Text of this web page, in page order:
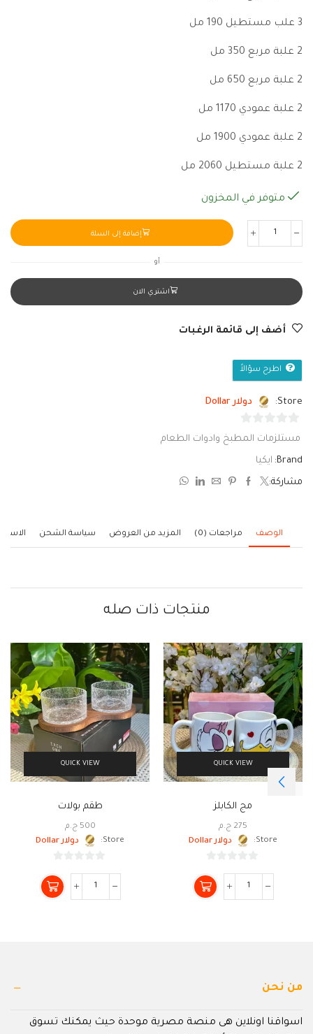
3 علب مستطيل 190 مل
2 علبة مربع 350 مل
2 علبة مربع 650 مل
2 علبة عمودي 1170 مل
2 علبة عمودي 1900 مل
2 علبة مستطيل 2060 مل
متوفر في المخزون
إضافة إلى السلة
أو
اشتري الان
أضف إلى قائمة الرغبات
اطرح سؤالاً
Store: دولار Dollar
0
مستلزمات المطبخ وادوات الطعام
Brand: ايكيا
مشاركة:
الوصف مراجعات (0) المزيد من العروض سياسة الشحن
منتجات ذات صله
QUICK VIEW
مج الكابلز
275 ج.م
Store:
دولار Dollar
من
5
QUICK VIEW
طقم بولات
500 ج.م
Store:
دولار Dollar
من
5
من نحن
اسواقنا اونلاين هى منصة مصرية موحدة حيث يمكنك تسوق